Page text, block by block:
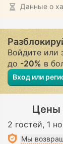
Данные о
Войдите или
до -20% в
Вход или
Цены
2 гостей 1
Мы